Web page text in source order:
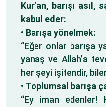
Kur’an, barışı asıl,
kabul eder:
• Barışa yönelmek:
“Eğer onlar barışa
yanaş ve Allah’a
her şeyi işitendir,
• Toplumsal barışa
“Ey iman edenler!